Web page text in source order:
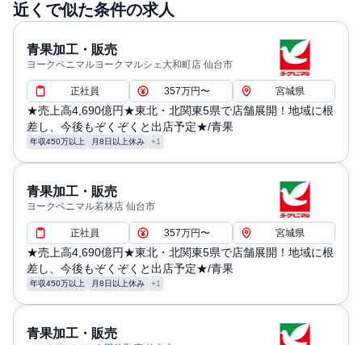
近くで似た条件の求人
青果加工・販売
ヨークベニマルヨークマルシェ大和町店 仙台市
正社員 357万円〜 宮城県
★売上高4,690億円★東北・北関東5県で店舗展開！地域に根
差し、今後もぞくぞくと出店予定★/青果
年収450万以上 月8日以上休み +1
青果加工・販売
ヨークベニマル若林店 仙台市
正社員 357万円〜 宮城県
★売上高4,690億円★東北・北関東5県で店舗展開！地域に根
差し、今後もぞくぞくと出店予定★/青果
年収450万以上 月8日以上休み +1
青果加工・販売